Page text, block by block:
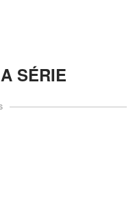
SÉRIE